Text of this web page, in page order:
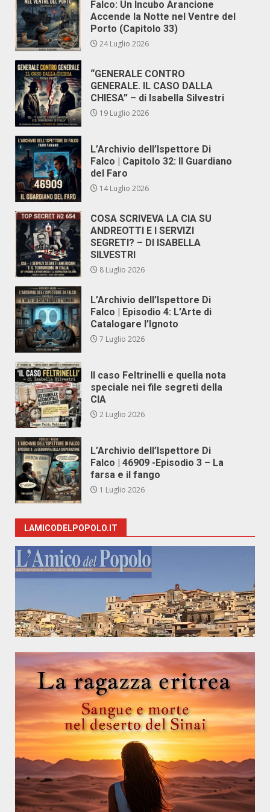
Falco: Un Incubo Arancione
Accende la Notte nel Ventre del
Porto (Capitolo 33)
24 Luglio 2026
“GENERALE CONTRO
GENERALE. IL CASO DALLA
CHIESA” – di Isabella Silvestri
19 Luglio 2026
L’Archivio dell’Ispettore Di
Falco | Capitolo 32: Il Guardiano
del Faro
14 Luglio 2026
COSA SCRIVEVA LA CIA SU
ANDREOTTI E I SERVIZI
SEGRETI? – DI ISABELLA
SILVESTRI
8 Luglio 2026
L’Archivio dell’Ispettore Di
Falco | Episodio 4: L’Arte di
Catalogare l’Ignoto
7 Luglio 2026
Il caso Feltrinelli e quella nota
speciale nei file segreti della
CIA
2 Luglio 2026
L’Archivio dell’Ispettore Di
Falco | 46909 -Episodio 3 – La
farsa e il fango
1 Luglio 2026
LAMICODELPOPOLO.IT